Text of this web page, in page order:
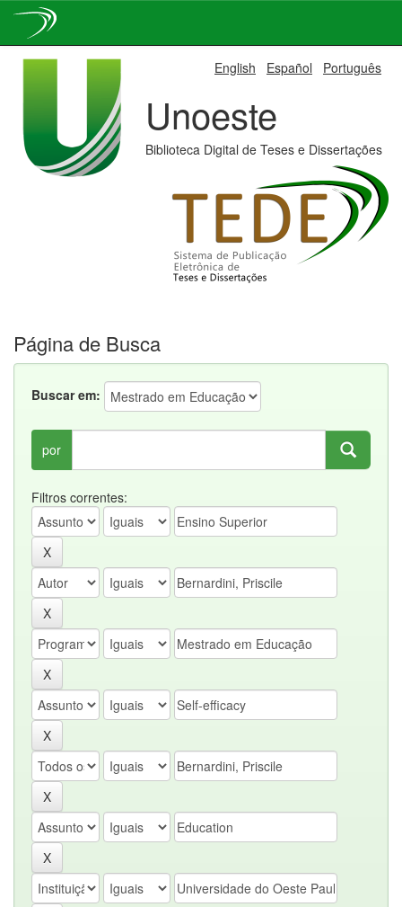
English Español Português
Unoeste
Biblioteca Digital de Teses e Dissertações
Página de Busca
Buscar em:
por
Filtros correntes: